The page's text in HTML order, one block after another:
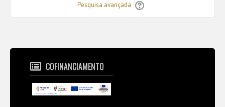
Pesquisa avançada
COFINANCIAMENTO